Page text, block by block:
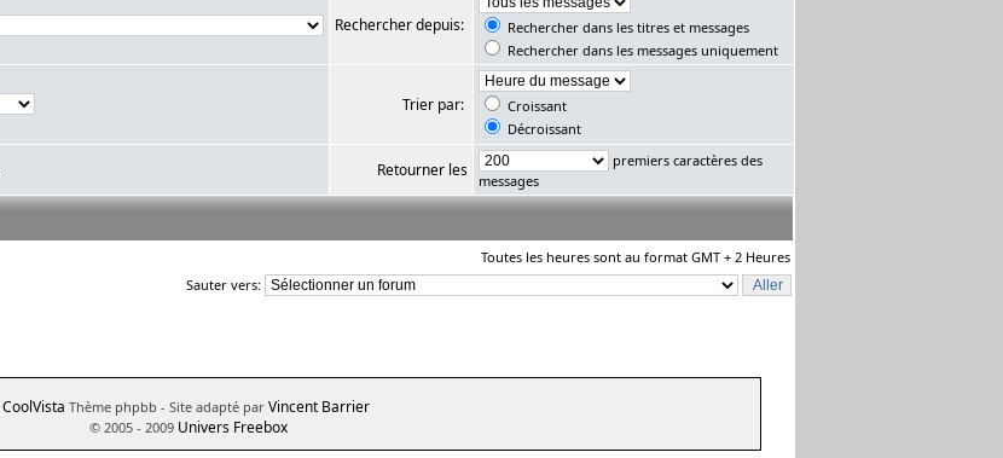
Rechercher depuis:
Rechercher dans les titres et messages
Rechercher dans les messages uniquement
Trier par:
Croissant
Décroissant
Retourner les
premiers caractères des
messages
Toutes les heures sont au format GMT + 2 Heures
Sauter vers:
CoolVista Thème phpbb - Site adapté par Vincent Barrier
© 2005 - 2009 Univers Freebox